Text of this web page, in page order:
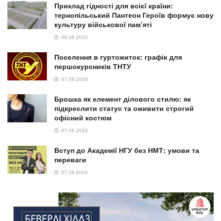
Приклад гідності для всієї країни:
тернопільський Пантеон Героїв формує нову
культуру військової пам’яті
08.08.2026
Поселення в гуртожиток: графік для
першокурсників ТНТУ
07.08.2026
Брошка як елемент ділового стилю: як
підкреслити статус та оживити строгий
офісний костюм
07.08.2026
Вступ до Академії НГУ без НМТ: умови та
переваги
07.08.2026